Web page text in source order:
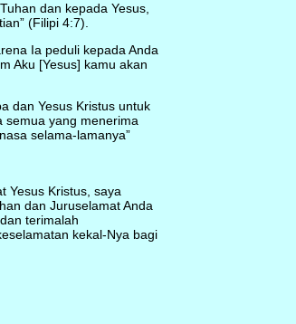
dan kepada Yesus,
(Filipi 4:7).
Ia peduli kepada Anda
Aku [Yesus] kamu akan
dan Yesus Kristus untuk
semua yang menerima
selama-lamanya”
Yesus Kristus, saya
dan Juruselamat Anda
terimalah
kekal-Nya bagi